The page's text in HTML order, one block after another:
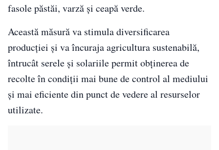
fasole păstăi, varză și ceapă verde.
Această măsură va stimula diversificarea
producției și va încuraja agricultura sustenabilă,
întrucât serele și solariile permit obținerea de
recolte în condiții mai bune de control al mediului
și mai eficiente din punct de vedere al resurselor
utilizate.